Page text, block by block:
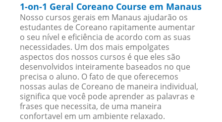
1-on-1 Geral Coreano Course em Manaus
Nosso cursos gerais em Manaus ajudarão os
estudantes de Coreano rapitamente aumentar
o seu nível e eficiência de acordo com as suas
necessidades. Um dos mais empolgates
aspectos dos nossos cursos é que eles são
desenvolvidos inteiramente baseados no que
precisa o aluno. O fato de que oferecemos
nossas aulas de Coreano de maneira individual,
significa que você pode aprender as palavras e
frases que necessita, de uma maneira
confortavel em um ambiente relaxado.